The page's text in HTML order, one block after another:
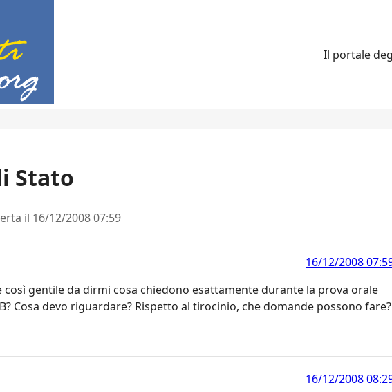
Il portale
Stato
il 16/12/2008 07:59
16/12/2008
così gentile da dirmi cosa chiedono esattamente durante la prova orale
Cosa devo riguardare? Rispetto al tirocinio, che domande possono fare?
16/12/2008